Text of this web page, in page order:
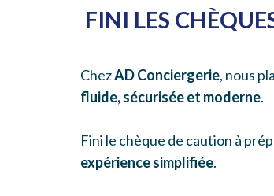
FINI LES
ChezAD Conciergerie, nous
fluide, sécurisée et moderne.
Fini le chèque de caution à
expérience simplifiée.